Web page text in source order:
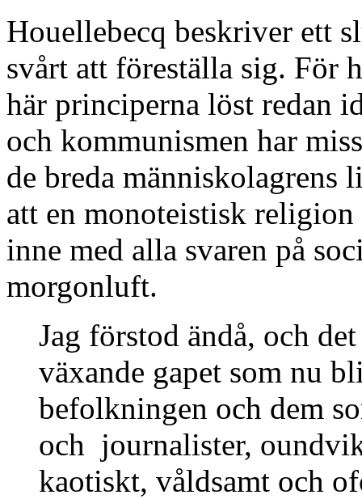
Houellebecq beskriver ett
svårt att föreställa sig. För
här principerna löst redan
och kommunismen har
de breda människolagrens
att en monoteistisk religion
inne med alla svaren på
morgonluft.
Jag förstod ändå, och
växande gapet som nu
befolkningen och dem
och journalister,
kaotiskt, våldsamt och